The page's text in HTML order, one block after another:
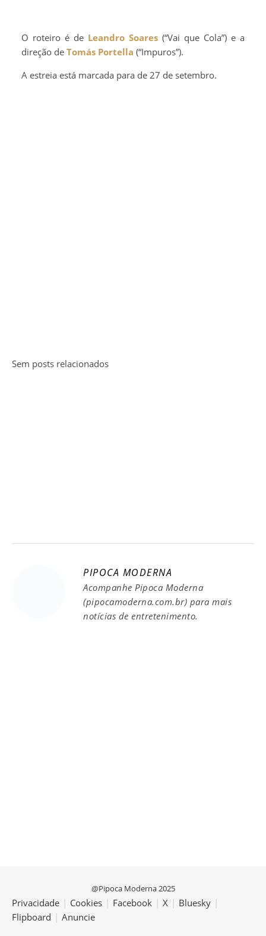
O roteiro é de Leandro Soares (“Vai que Cola”) e a
direção de Tomás Portella (“Impuros”).
A estreia está marcada para de 27 de setembro.
Sem posts relacionados
PIPOCA MODERNA
Acompanhe Pipoca Moderna
(pipocamoderna.com.br) para mais
notícias de entretenimento.
@Pipoca Moderna 2025
Privacidade | Cookies | Facebook | X | Bluesky |
Flipboard | Anuncie